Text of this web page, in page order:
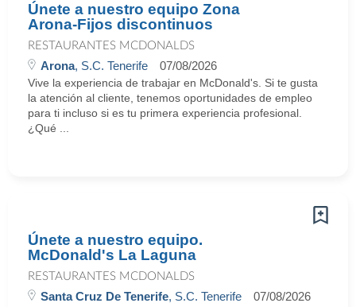
Únete a nuestro equipo Zona
Arona-Fijos discontinuos
RESTAURANTES MCDONALDS
Arona, S.C. Tenerife 07/08/2026
Vive la experiencia de trabajar en McDonald's. Si te gusta
la atención al cliente, tenemos oportunidades de empleo
para ti incluso si es tu primera experiencia profesional.
¿Qué ...
Únete a nuestro equipo.
McDonald's La Laguna
RESTAURANTES MCDONALDS
Santa Cruz De Tenerife, S.C. Tenerife 07/08/2026